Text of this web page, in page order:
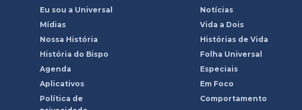
Eu sou a Universal
Mídias
Nossa História
História do Bispo
Agenda
Aplicativos
Política de
Notícias
Vida a Dois
Histórias de Vida
Folha Universal
Especiais
Em Foco
Comportamento